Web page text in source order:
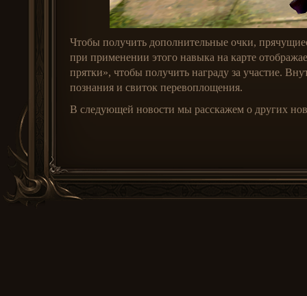
Чтобы получить дополнительные очки,
при применении этого навыка на карте
прятки», чтобы получить награду за участие.
познания и свиток перевоплощения.
В следующей новости мы расскажем о других